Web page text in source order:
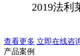
2019法利
查看更多 立即在线咨
产品案例